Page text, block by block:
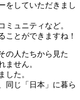
をしていただきまし
ミュニティなど。
ことができますね！
の人たちから見た
ません。
した。
同じ「日本」に暮ら